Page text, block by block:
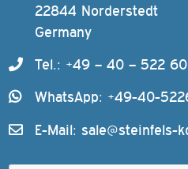
22844 Norderstedt
Germany
Tel.: +49 – 40 – 522 60
WhatsApp: +49-40-
E-Mail: sale@steinfels-